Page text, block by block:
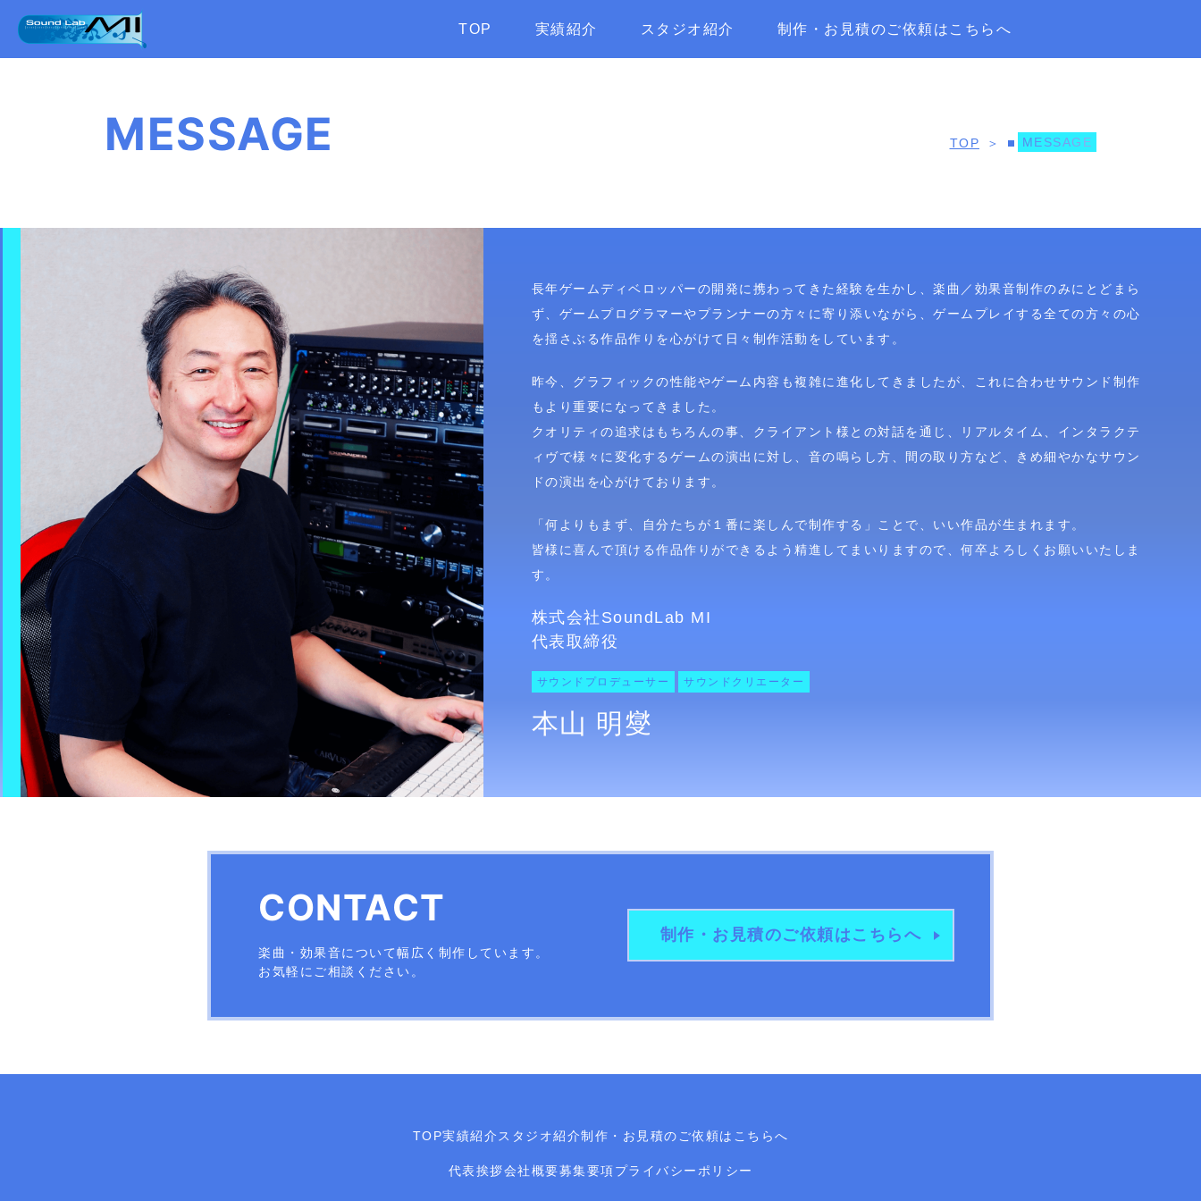
TOP 実績紹介 スタジオ紹介 制作・お見積のご依頼はこちらへ
MESSAGE TOP ＞ MESSAG E
長年ゲームディベロッパーの開発に携わってきた経験を生かし、楽曲／効果音制作のみにとどまら
ず、ゲームプログラマーやプランナーの方々に寄り添いながら、ゲームプレイする全ての方々の心
を揺さぶる作品作りを心がけて日々制作活動をしています。
昨今、グラフィックの性能やゲーム内容も複雑に進化してきましたが、これに合わせサウンド制作
もより重要になってきました。
クオリティの追求はもちろんの事、クライアント様との対話を通じ、リアルタイム、インタラクテ
ィヴで様々に変化するゲームの演出に対し、音の鳴らし方、間の取り方など、きめ細やかなサウン
ドの演出を心がけております。
「何よりもまず、自分たちが１番に楽しんで制作する」ことで、いい作品が生まれます。
皆様に喜んで頂ける作品作りができるよう精進してまいりますので、何卒よろしくお願いいたしま
す。
株式会社SoundLab MI
代表取締役
サウンドプロデューサー サウンドクリエーター
本山 明燮
CONTACT
楽曲・効果音について幅広く制作しています。
お気軽にご相談ください。
制作・お見積のご依頼はこちらへ
TOP実績紹介 スタジオ紹介制作・お見積のご依頼はこちらへ
代表挨拶会社概要募集要項プライバシーポリシー